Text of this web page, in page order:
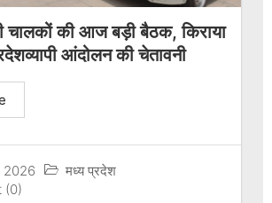
चालकों की आज बड़ी बैठक, किराया
आंदोलन की चेतावनी
2026
मध्य प्रदेश
(0)